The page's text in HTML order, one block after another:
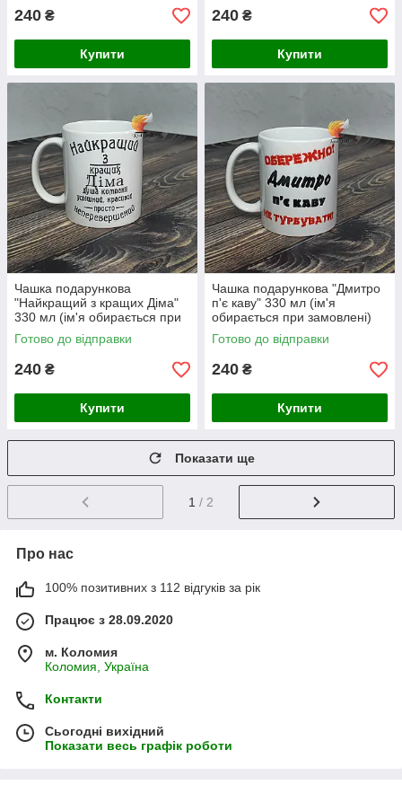
240 ₴
Купити
240 ₴
Купити
Чашка подарункова
"Найкращий з кращих Діма"
330 мл (ім'я обирається при
замовлені)
Готово до відправки
240 ₴
Купити
Чашка подарункова "Дмитро
п'є каву" 330 мл (ім'я
обирається при замовлені)
Готово до відправки
240 ₴
Купити
Показати ще
1 / 2
Про нас
100% позитивних з 112 відгуків за рік
Працює з 28.09.2020
м. Коломия
Коломия, Україна
Контакти
Сьогодні вихідний
Показати весь графік роботи